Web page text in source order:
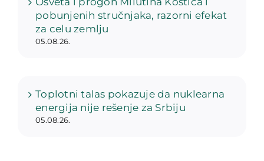
pobunjenih stručnjaka, razorni efekat
za celu zemlju
05.08.26.
Toplotni talas pokazuje da nuklearna
energija nije rešenje za Srbiju
05.08.26.